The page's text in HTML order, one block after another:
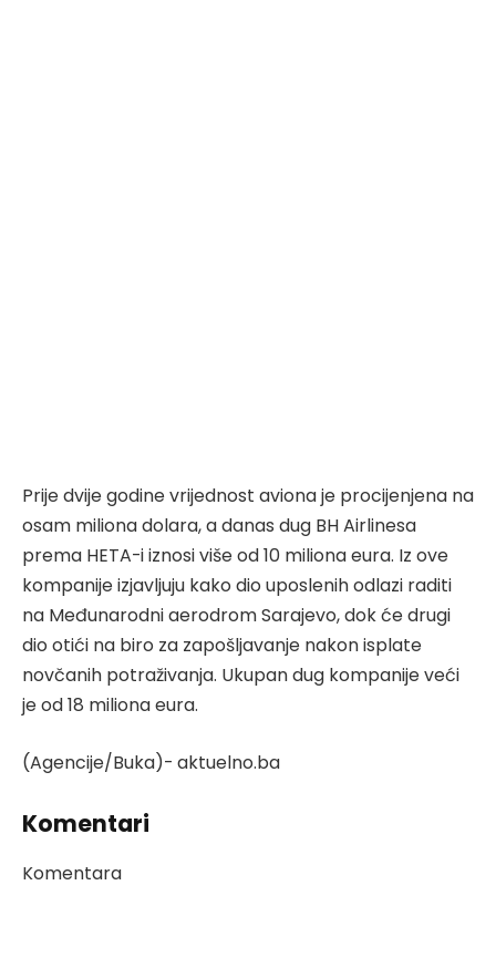
Prije dvije godine vrijednost aviona je procijenjena na
osam miliona dolara, a danas dug BH Airlinesa
prema HETA-i iznosi više od 10 miliona eura. Iz ove
kompanije izjavljuju kako dio uposlenih odlazi raditi
na Međunarodni aerodrom Sarajevo, dok će drugi
dio otići na biro za zapošljavanje nakon isplate
novčanih potraživanja. Ukupan dug kompanije veći
je od 18 miliona eura.
(Agencije/Buka)- aktuelno.ba
Komentari
Komentara